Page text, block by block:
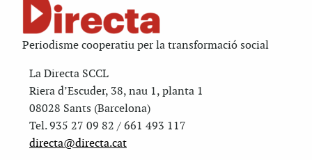
Periodisme cooperatiu per la transformació social
La Directa SCCL
Riera d’Escuder, 38, nau 1, planta 1
08028 Sants (Barcelona)
Tel. 935 27 09 82 / 661 493 117
directa@directa.cat